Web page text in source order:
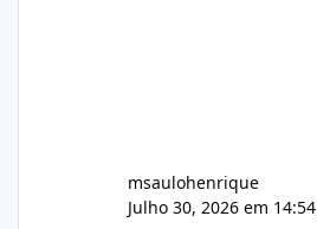
msaulohenrique
Julho 30, 2026 em 14:54